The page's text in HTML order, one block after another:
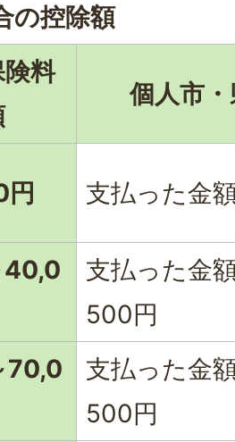
の控除額
料
個人市
円 支払った金
40,0
支払った金
500円
70,0
支払った金
500円